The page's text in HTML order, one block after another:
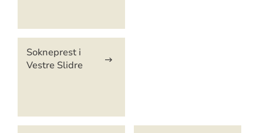
Sokneprest i
Vestre Slidre